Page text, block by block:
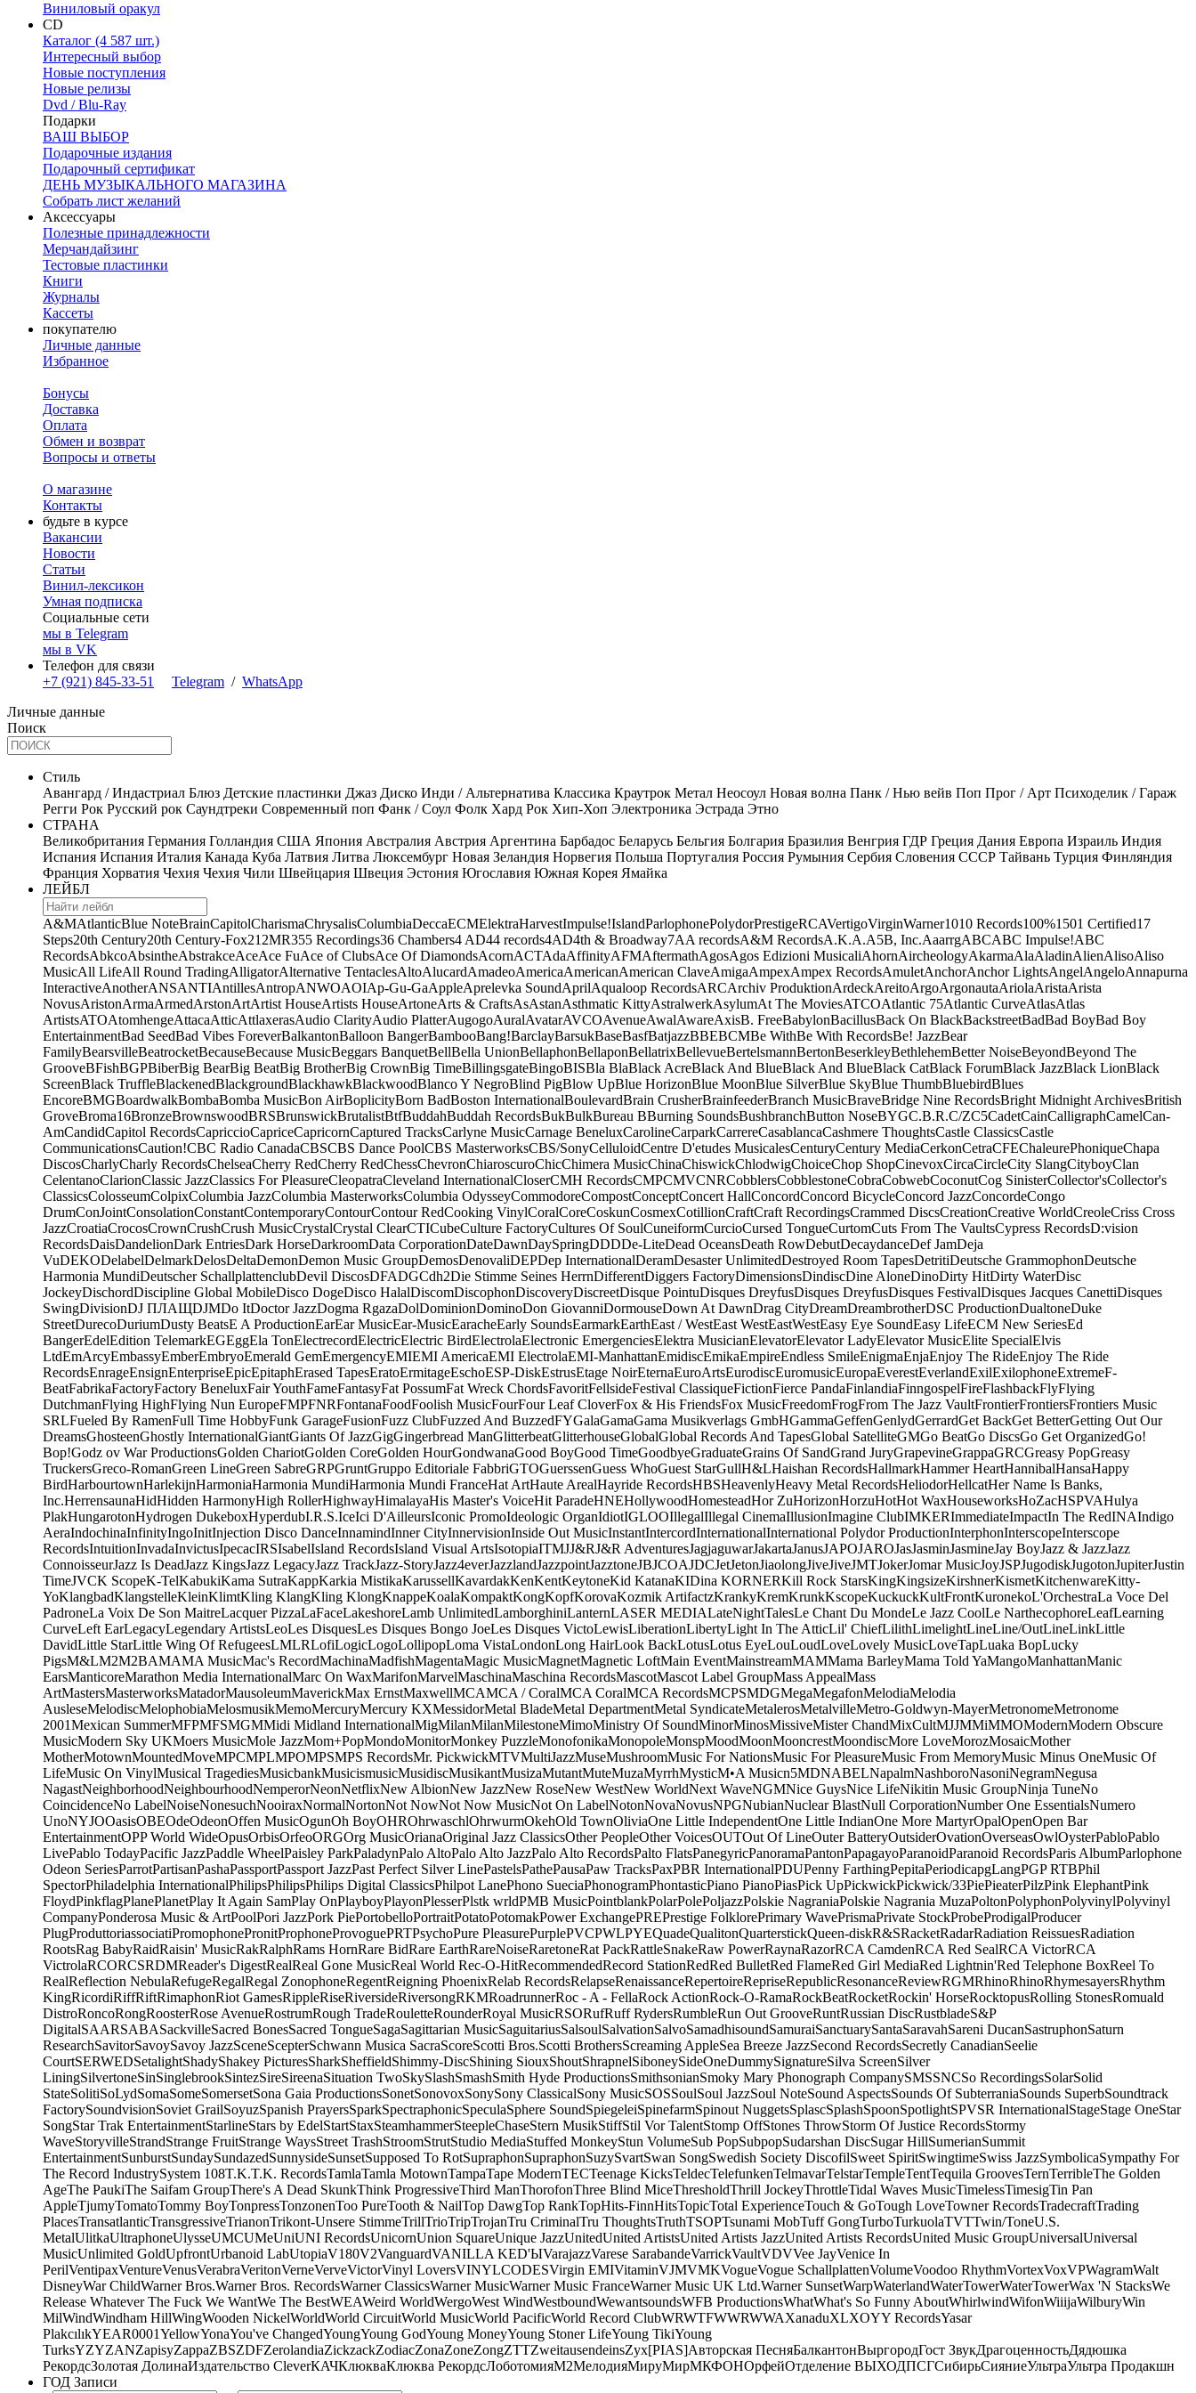
Виниловый оракул
CD
Каталог (4 587 шт.)
Интересный выбор
Новые поступления
Новые релизы
Dvd / Blu-Ray
Подарки
ВАШ ВЫБОР
Подарочные издания
Подарочный сертификат
ДЕНЬ МУЗЫКАЛЬНОГО МАГАЗИНА
Собрать лист желаний
Аксессуары
Полезные принадлежности
Мерчандайзинг
Тестовые пластинки
Книги
Журналы
Кассеты
покупателю
Личные данные
Избранное
Бонусы
Доставка
Оплата
Обмен и возврат
Вопросы и ответы
О магазине
Контакты
будьте в курсе
Вакансии
Новости
Статьи
Винил-лексикон
Умная подписка
Социальные сети
мы в Telegram
мы в VK
Телефон для связи
+7 (921) 845-33-51
Telegram / WhatsApp
Личные данные
Поиск
Стиль
Авангард / Индастриал Блюз Детские пластинки Джаз Диско Инди / Альтернатива Классика Краутрок Метал Неосоул Новая волна Панк / Нью вейв Поп Прог / Арт Психоделик / Гараж
Регги Рок Русский рок Саундтреки Современный поп Фанк / Соул Фолк Хард Рок Хип-Хоп Электроника Эстрада Этно
СТРАНА
Великобритания Германия Голландия США Япония Австралия Австрия Аргентина Барбадос Беларусь Бельгия Болгария Бразилия Венгрия ГДР Греция Дания Европа Израиль Индия
Испания Испания Италия Канада Куба Латвия Литва Люксембург Новая Зеландия Норвегия Польша Португалия Россия Румыния Сербия Словения СССР Тайвань Турция Финляндия
Франция Хорватия Чехия Чехия Чили Швейцария Швеция Эстония Югославия Южная Корея Ямайка
ЛЕЙБЛ
A&MAtlanticBlue NoteBrainCapitolCharismaChrysalisColumbiaDeccaECMElektraHarvestImpulse!IslandParlophonePolydorPrestigeRCAVertigoVirginWarner1010 Records100%1501 Certified17
Steps20th Century20th Century-Fox21 2MR355 Recordings36 Chambers4 AD44 records4AD4th & Broadway7AA recordsA&M RecordsA.K.A.A5B, Inc.AaarrgABCABC Impulse!ABC
RecordsAbkcoAbsintheAbstrakceAceAce FuAce of ClubsAce Of DiamondsAcornACTAdaAffinityAFMAftermathAgosAgos Edizioni MusicaliAhornAircheologyAkarmaAlaAladinAlienAlisoAliso
MusicAll LifeAll Round TradingAlligatorAlternative TentaclesAltoAlucardAmadeoAmericaAmericanAmerican ClaveAmigaAmpexAmpex RecordsAmuletAnchorAnchor LightsAngelAngeloAnnapurna
InteractiveAnotherANSANTIAntillesAntropANWOAOIAp-Gu-GaAppleAprelevka SoundAprilAqualoop RecordsARCArchiv ProduktionArdeckAreitoArgoArgonautaAriolaAristaArista
NovusAristonArmaArmedArstonArtArtist HouseArtists HouseArtoneArts & CraftsAsAstanAsthmatic KittyAstralwerkAsylumAt The MoviesATCOAtlantic 75Atlantic CurveAtlasAtlas
ArtistsATOAtomhengeAttacaAtticAttlaxerasAudio ClarityAudio PlatterAugogoAuralAvatarAVCOAvenueAwalAwareAxisB. FreeBabylonBacillusBack On BlackBackstreetBadBad BoyBad Boy
EntertainmentBad SeedBad Vibes ForeverBalkantonBalloon BangerBambooBang!BarclayBarsukBaseBasfBatjazzBBEBCMBe WithBe With RecordsBe! JazzBear
FamilyBearsvilleBeatrocketBecauseBecause MusicBeggars BanquetBellBella UnionBellaphonBellaponBellatrixBellevueBertelsmannBertonBeserkleyBethlehemBetter NoiseBeyondBeyond The
GrooveBFishBGPBiberBig BearBig BeatBig BrotherBig CrownBig TimeBillingsgateBingoBISBla BlaBlack AcreBlack And BlueBlack And BlueBlack CatBlack ForumBlack JazzBlack LionBlack
ScreenBlack TruffleBlackenedBlackgroundBlackhawkBlackwoodBlanco Y NegroBlind PigBlow UpBlue HorizonBlue MoonBlue SilverBlue SkyBlue ThumbBluebirdBlues
EncoreBMGBoardwalkBombaBomba MusicBon AirBoplicityBorn BadBoston InternationalBoulevardBrain CrusherBrainfeederBranch MusicBraveBridge Nine RecordsBright Midnight ArchivesBritish
GroveBroma16BronzeBrownswoodBRSBrunswickBrutalistBtfBuddahBuddah RecordsBukBulkBureau BBurning SoundsBushbranchButton NoseBYGC.B.R.C/ZC5CadetCainCalligraphCamelCan-
AmCandidCapitol RecordsCapriccioCapriceCapricornCaptured TracksCarlyne MusicCarnage BeneluxCarolineCarparkCarrereCasablancaCashmere ThoughtsCastle ClassicsCastle
CommunicationsCaution!CBC Radio CanadaCBSCBS Dance PoolCBS MasterworksCBS/SonyCelluloidCentre D'etudes MusicalesCenturyCentury MediaCerkonCetraCFEChaleurePhoniqueChapa
DiscosCharlyCharly RecordsChelseaCherry RedCherry RedChessChevronChiaroscuroChicChimera MusicChinaChiswickChlodwigChoiceChop ShopCinevoxCircaCircleCity SlangCityboyClan
CelentanoClarionClassic JazzClassics For PleasureCleopatraCleveland InternationalCloserCMH RecordsCMPCMVCNRCobblersCobblestoneCobraCobwebCoconutCog SinisterCollector'sCollector's
ClassicsColosseumColpixColumbia JazzColumbia MasterworksColumbia OdysseyCommodoreCompostConceptConcert HallConcordConcord BicycleConcord JazzConcordeCongo
DrumConJointConsolationConstantContemporaryContourContour RedCooking VinylCoralCoreCoskunCosmexCotillionCraftCraft RecordingsCrammed DiscsCreationCreative WorldCreoleCriss Cross
JazzCroatiaCrocosCrownCrushCrush MusicCrystalCrystal ClearCTICubeCulture FactoryCultures Of SoulCuneiformCurcioCursed TongueCurtomCuts From The VaultsCypress RecordsD:vision
RecordsDaisDandelionDark EntriesDark HorseDarkroomData CorporationDateDawnDaySpringDDDDe-LiteDead OceansDeath RowDebutDecaydanceDef JamDeja
VuDEKODelabelDelmarkDelosDeltaDemonDemon Music GroupDemosDenovaliDEPDep InternationalDeramDesaster UnlimitedDestroyed Room TapesDetritiDeutsche GrammophonDeutsche
Harmonia MundiDeutscher SchallplattenclubDevil DiscosDFADGCdh2Die Stimme Seines HerrnDifferentDiggers FactoryDimensionsDindiscDine AloneDinoDirty HitDirty WaterDisc
JockeyDischordDiscipline Global MobileDisco DogeDisco HalalDiscomDiscophonDiscoveryDiscreetDisque PointuDisques DreyfusDisques DreyfusDisques FestivalDisques Jacques CanettiDisques
SwingDivisionDJ ПЛАЩDJMDo ItDoctor JazzDogma RgazaDolDominionDominoDon GiovanniDormouseDown At DawnDrag CityDreamDreambrotherDSC ProductionDualtoneDuke
StreetDurecoDuriumDusty BeatsE A ProductionEarEar MusicEar-MusicEaracheEarly SoundsEarmarkEarthEast / WestEast WestEastWestEasy Eye SoundEasy LifeECM New SeriesEd
BangerEdelEdition TelemarkEGEggEla TonElectrecordElectricElectric BirdElectrolaElectronic EmergenciesElektra MusicianElevatorElevator LadyElevator MusicElite SpecialElvis
LtdEmArcyEmbassyEmberEmbryoEmerald GemEmergencyEMIEMI AmericaEMI ElectrolaEMI-ManhattanEmidiscEmikaEmpireEndless SmileEnigmaEnjaEnjoy The RideEnjoy The Ride
RecordsEnrageEnsignEnterpriseEpicEpitaphErased TapesEratoErmitageEschoESP-DiskEstrusEtage NoirEternaEuroArtsEurodiscEuromusicEuropaEverestEverlandExilExilophoneExtremeF-
BeatFabrikaFactoryFactory BeneluxFair YouthFameFantasyFat PossumFat Wreck ChordsFavoritFellsideFestival ClassiqueFictionFierce PandaFinlandiaFinngospelFireFlashbackFlyFlying
DutchmanFlying HighFlying Nun EuropeFMPFNRFontanaFoodFoolish MusicFourFour Leaf CloverFox & His FriendsFox MusicFreedomFrogFrom The Jazz VaultFrontierFrontiersFrontiers Music
SRLFueled By RamenFull Time HobbyFunk GarageFusionFuzz ClubFuzzed And BuzzedFYGalaGamaGama Musikverlags GmbHGammaGeffenGenlydGerrardGet BackGet BetterGetting Out Our
DreamsGhosteenGhostly InternationalGiantGiants Of JazzGigGingerbread ManGlitterbeatGlitterhouseGlobalGlobal Records And TapesGlobal SatelliteGMGo BeatGo DiscsGo Get OrganizedGo!
Bop!Godz ov War ProductionsGolden ChariotGolden CoreGolden HourGondwanaGood BoyGood TimeGoodbyeGraduateGrains Of SandGrand JuryGrapevineGrappaGRCGreasy PopGreasy
TruckersGreco-RomanGreen LineGreen SabreGRPGruntGruppo Editoriale FabbriGTOGuerssenGuess WhoGuest StarGullH&LHaishan RecordsHallmarkHammer HeartHannibalHansaHappy
BirdHarbourtownHarlekijnHarmoniaHarmonia MundiHarmonia Mundi FranceHat ArtHaute ArealHayride RecordsHBSHeavenlyHeavy Metal RecordsHeliodorHellcatHer Name Is Banks,
Inc.HerrensaunaHidHidden HarmonyHigh RollerHighwayHimalayaHis Master's VoiceHit ParadeHNEHollywoodHomesteadHor ZuHorizonHorzuHotHot WaxHouseworksHoZacHSPVAHulya
PlakHungarotonHydrogen DukeboxHyperdubI.R.S.IceIci D'AilleursIconic PromoIdeologic OrganIdiotIGLOOIllegalIllegal CinemaIllusionImagine ClubIMKERImmediateImpactIn The RedINAIndigo
AeraIndochinaInfinityIngoInitInjection Disco DanceInnamindInner CityInnervisionInside Out MusicInstantIntercordInternationalInternational Polydor ProductionInterphonInterscopeInterscope
RecordsIntuitionInvadaInvictusIpecacIRSIsabelIsland RecordsIsland Visual ArtsIsotopiaITMJJ&RJ&R AdventuresJagjaguwarJakartaJanusJAPOJAROJasJasminJasmineJay BoyJazz & JazzJazz
ConnoisseurJazz Is DeadJazz KingsJazz LegacyJazz TrackJazz-StoryJazz4everJazzlandJazzpointJazztoneJBJCOAJDCJetJetonJiaolongJiveJiveJMTJokerJomar MusicJoyJSPJugodiskJugotonJupiterJustin
TimeJVCK ScopeK-TelKabukiKama SutraKappKarkia MistikaKarussellKavardakKenKentKeytoneKid KatanaKIDina KORNERKill Rock StarsKingKingsizeKirshnerKismetKitchenwareKitty-
YoKlangbadKlangstelleKleinKlimtKling KlangKling KlongKnappeKoalaKompaktKongKopfKorovaKozmik ArtifactzKrankyKremKrunkKscopeKuckuckKultFrontKuronekoL'OrchestraLa Voce Del
PadroneLa Voix De Son MaitreLacquer PizzaLaFaceLakeshoreLamb UnlimitedLamborghiniLanternLASER MEDIALateNightTalesLe Chant Du MondeLe Jazz CoolLe NarthecophoreLeafLearning
CurveLeft EarLegacyLegendary ArtistsLeoLes DisquesLes Disques Bongo JoeLes Disques VictoLewisLiberationLibertyLight In The AtticLil' ChiefLilithLimelightLineLine/OutLineLinkLittle
DavidLittle StarLittle Wing Of RefugeesLMLRLofiLogicLogoLollipopLoma VistaLondonLong HairLook BackLotusLotus EyeLouLoudLoveLovely MusicLoveTapLuaka BopLucky
PigsM&LM2M2BAMAMA MusicMac's RecordMachinaMadfishMagentaMagic MusicMagnetMagnetic LoftMain EventMainstreamMAMMama BarleyMama Told YaMangoManhattanManic
EarsManticoreMarathon Media InternationalMarc On WaxMarifonMarvelMaschinaMaschina RecordsMascotMascot Label GroupMass AppealMass
ArtMastersMasterworksMatadorMausoleumMaverickMax ErnstMaxwellMCAMCA / CoralMCA CoralMCA RecordsMCPSMDGMegaMegafonMelodiaMelodia
AusleseMelodiscMelophobiaMelosmusikMemoMercuryMercury KXMessidorMetal BladeMetal DepartmentMetal SyndicateMetalerosMetalvilleMetro-Goldwyn-MayerMetronomeMetronome
2001Mexican SummerMFPMFSMGMMidi Midland InternationalMigMilanMilanMilestoneMimoMinistry Of SoundMinorMinosMissiveMister ChandMixCultMJJMMiMMOModernModern Obscure
MusicModern Sky UKMoers MusicMole JazzMom+PopMondoMonitorMonkey PuzzleMonofonikaMonopoleMonspMoodMoonMooncrestMoondiscMore LoveMorozMosaicMother
MotherMotownMountedMoveMPCMPLMPOMPSMPS RecordsMr. PickwickMTVMultiJazzMuseMushroomMusic For NationsMusic For PleasureMusic From MemoryMusic Minus OneMusic Of
LifeMusic On VinylMusical TragediesMusicbankMusicismusicMusidiscMusikantMusizaMutantMuteMuzaMyrrhMysticM•A Musicn5MDNABELNapalmNashboroNasoniNegramNegusa
NagastNeighborhoodNeighbourhoodNemperorNeonNetflixNew AlbionNew JazzNew RoseNew WestNew WorldNext WaveNGMNice GuysNice LifeNikitin Music GroupNinja TuneNo
CoincidenceNo LabelNoiseNonesuchNooiraxNormalNortonNot NowNot Now MusicNot On LabelNotonNovaNovusNPGNubianNuclear BlastNull CorporationNumber One EssentialsNumero
UnoNYJOOasisOBEOdeOdeonOffen MusicOgunOh BoyOHROhrwaschlOhrwurmOkehOld TownOliviaOne Little IndependentOne Little IndianOne More MartyrOpalOpenOpen Bar
EntertainmentOPP World WideOpusOrbisOrfeoORGOrg MusicOrianaOriginal Jazz ClassicsOther PeopleOther VoicesOUTOut Of LineOuter BatteryOutsiderOvationOverseasOwlOysterPabloPablo
LivePablo TodayPacific JazzPaddle WheelPaisley ParkPaladynPalo AltoPalo Alto JazzPalo Alto RecordsPalto FlatsPanegyricPanoramaPantonPapagayoParanoidParanoid RecordsParis AlbumParlophone
Odeon SeriesParrotPartisanPashaPassportPassport JazzPast Perfect Silver LinePastelsPathePausaPaw TracksPaxPBR InternationalPDUPenny FarthingPepitaPeriodicapgLangPGP RTBPhil
SpectorPhiladelphia InternationalPhilipsPhilipsPhilips Digital ClassicsPhilpot LanePhono SueciaPhonogramPhontasticPiano PianoPiasPick UpPickwickPickwick/33PiePieaterPilzPink ElephantPink
FloydPinkflagPlanePlanetPlay It Again SamPlay OnPlayboyPlayonPlesserPlstk wrldPMB MusicPointblankPolarPolePoljazzPolskie NagraniaPolskie Nagrania MuzaPoltonPolyphonPolyvinylPolyvinyl
CompanyPonderosa Music & ArtPoolPori JazzPork PiePortobelloPortraitPotatoPotomakPower ExchangePREPrestige FolklorePrimary WavePrismaPrivate StockProbeProdigalProducer
PlugProduttoriassociatiPromophonePronitProphoneProvoguePRTPsychoPure PleasurePurplePVCPWLPYEQuadeQualitonQuarterstickQueen-diskR&SRacketRadarRadiation ReissuesRadiation
RootsRag BabyRaidRaisin' MusicRakRalphRams HornRare BidRare EarthRareNoiseRaretoneRat PackRattleSnakeRaw PowerRaynaRazorRCA CamdenRCA Red SealRCA VictorRCA
VictrolaRCORCSRDMReader's DigestRealReal Gone MusicReal World Rec-O-HitRecommendedRecord StationRedRed BulletRed FlameRed Girl MediaRed Lightnin'Red Telephone BoxReel To
RealReflection NebulaRefugeRegalRegal ZonophoneRegentReigning PhoenixRelab RecordsRelapseRenaissanceRepertoireRepriseRepublicResonanceReviewRGMRhinoRhinoRhymesayersRhythm
KingRicordiRiffRiftRimaphonRiot GamesRippleRiseRiversideRiversongRKMRoadrunnerRoc - A - FellaRock ActionRock-O-RamaRockBeatRocketRockin' HorseRocktopusRolling StonesRomuald
DistroRoncoRongRoosterRose AvenueRostrumRough TradeRouletteRounderRoyal MusicRSORufRuff RydersRumbleRun Out GrooveRuntRussian DiscRustbladeS&P
DigitalSAARSABASackvilleSacred BonesSacred TongueSagaSagittarian MusicSaguitariusSalsoulSalvationSalvoSamadhisoundSamuraiSanctuarySantaSaravahSareni DucanSastruphonSaturn
ResearchSavitorSavoySavoy JazzSceneScepterSchwann Musica SacraScoreScotti Bros.Scotti BrothersScreaming AppleSea Breeze JazzSecond RecordsSecretly CanadianSeelie
CourtSERWEDSetalightShadyShakey PicturesSharkSheffieldShimmy-DiscShining SiouxShoutShrapnelSiboneySideOneDummySignatureSilva ScreenSilver
LiningSilvertoneSinSinglebrookSintezSireSireenaSituation TwoSkySlashSmashSmith Hyde ProductionsSmithsonianSmoky Mary Phonograph CompanySMSSNCSo RecordingsSolarSolid
StateSolitiSoLydSomaSomeSomersetSona Gaia ProductionsSonetSonovoxSonySony ClassicalSony MusicSOSSoulSoul JazzSoul NoteSound AspectsSounds Of SubterraniaSounds SuperbSoundtrack
FactorySoundvisionSoviet GrailSoyuzSpanish PrayersSparkSpectraphonicSpeculaSphere SoundSpiegeleiSpinefarmSpinout NuggetsSplascSplashSpoonSpotlightSPVSR InternationalStageStage OneStar
SongStar Trak EntertainmentStarlineStars by EdelStartStaxSteamhammerSteepleChaseStern MusikStiffStil Vor TalentStomp OffStones ThrowStorm Of Justice RecordsStormy
WaveStoryvilleStrandStrange FruitStrange WaysStreet TrashStroomStrutStudio MediaStuffed MonkeyStun VolumeSub PopSubpopSudarshan DiscSugar HillSumerianSummit
EntertainmentSunburstSundaySundazedSunnysideSunsetSupposed To RotSupraphonSupraphonSuzySvartSwan SongSwedish Society DiscofilSweet SpiritSwingtimeSwiss JazzSymbolicaSympathy For
The Record IndustrySystem 108T.K.T.K. RecordsTamlaTamla MotownTampaTape ModernTECTeenage KicksTeldecTelefunkenTelmavarTelstarTempleTentTequila GroovesTernTerribleThe Golden
AgeThe PaukiThe Saifam GroupThere's A Dead SkunkThink ProgressiveThird ManThorofonThree Blind MiceThresholdThrill JockeyThrottleTidal Waves MusicTimelessTimesigTin Pan
AppleTjumyTomatoTommy BoyTonpressTonzonenToo PureTooth & NailTop DawgTop RankTopHits-FinnHitsTopicTotal ExperienceTouch & GoTough LoveTowner RecordsTradecraftTrading
PlacesTransatlanticTransgressiveTrianonTrikont-Unsere StimmeTrillTrioTripTrojanTru CriminalTru ThoughtsTruthTSOPTsunami MobTuff GongTurboTurkuolaTVTTwin/ToneU.S.
MetalUlitkaUltraphoneUlysseUMCUMeUniUNI RecordsUnicornUnion SquareUnique JazzUnitedUnited ArtistsUnited Artists JazzUnited Artists RecordsUnited Music GroupUniversalUniversal
MusicUnlimited GoldUpfrontUrbanoid LabUtopiaV180V2VanguardVANILLA KED'ЫVarajazzVarese SarabandeVarrickVaultVDVVee JayVenice In
PerilVentipaxVentureVenusVerabraVeritonVerneVerveVictorVinyl LoversVINYLCODESVirgin EMIVitaminVJMVMKVogueVogue SchallplattenVolumeVoodoo RhythmVortexVoxVPWagramWalt
DisneyWar ChildWarner Bros.Warner Bros. RecordsWarner ClassicsWarner MusicWarner Music FranceWarner Music UK Ltd.Warner SunsetWarpWaterlandWaterTowerWaterTowerWax 'N StacksWe
Release Whatever The Fuck We WantWe The BestWEAWeird WorldWergoWest WindWestboundWewantsoundsWFB ProductionsWhatWhat's So Funny AboutWhirlwindWifonWiiijaWilburyWin
MilWindWindham HillWingWooden NickelWorldWorld CircuitWorld MusicWorld PacificWorld Record ClubWRWTFWWRWWAXanaduXLXOYY RecordsYasar
PlakcılıkYEAR0001YellowYonaYou've ChangedYoungYoung GodYoung MoneyYoung Stoner LifeYoung TikiYoung
TurksYZYZANZapisyZappaZBSZDFZerolandiaZickzackZodiacZonaZoneZongZTTZweitausendeinsZyx[PIAS]Авторская ПесняБалкантонВыргородГост ЗвукДрагоценностьДядюшка
РекордсЗолотая ДолинаИздательство CleverКАЧКлюкваКлюква РекордсЛоботомияМ2МелодияМируМирМКФОНОрфейОтделение ВЫХОДПСГСибирьСияниеУльтраУльтра Продакшн
ГОД Записи